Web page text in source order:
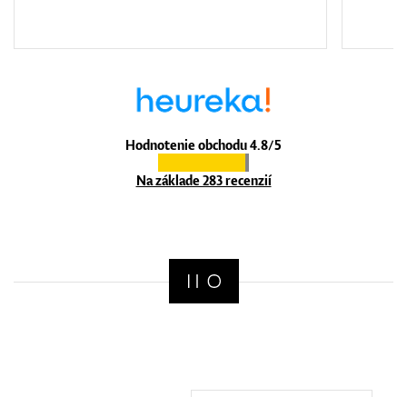
Hodnotenie obchodu 4.8/5
Na základe 283 recenzií